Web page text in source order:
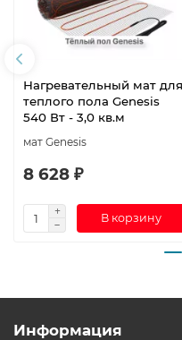
Нагревательный мат для
теплого пола Genesis
540 Вт - 3,0 кв.м
мат Genesis
8 628 ₽
В корзину
Информация